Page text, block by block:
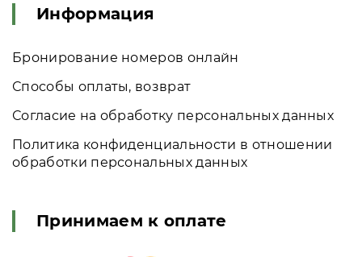
Информация
Бронирование номеров онлайн
Способы оплаты, возврат
Согласие на обработку персональных данных
Политика конфиденциальности в отношении
обработки персональных данных
Принимаем к оплате